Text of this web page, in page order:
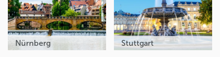
Nürnberg Stuttgart